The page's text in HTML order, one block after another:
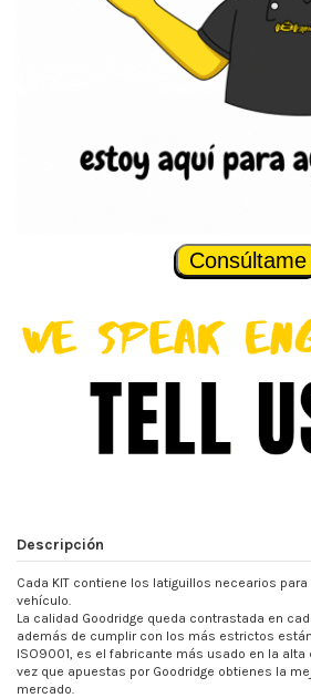
Consúltame
Descripción
Cada KIT contiene los latiguillos necearios
vehículo.
La calidad Goodridge queda contrastada en
además de cumplir con los más estrictos
ISO9001, es el fabricante más usado en la
vez que apuestas por Goodridge obtienes la
mercado.